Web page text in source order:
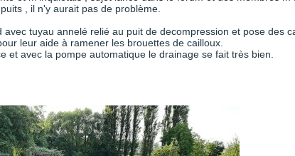
, il n'y aurait pas de problème.
tuyau annelé relié au puit de decompression et pose des
leur aide à ramener les brouettes de cailloux.
et avec la pompe automatique le drainage se fait très bien.